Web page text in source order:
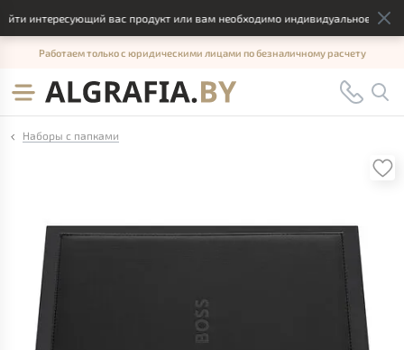
интересующий вас продукт или вам необходимо индивидуальное
Работаем только с юридическими лицами по безналичному расчету
Наборы с папками